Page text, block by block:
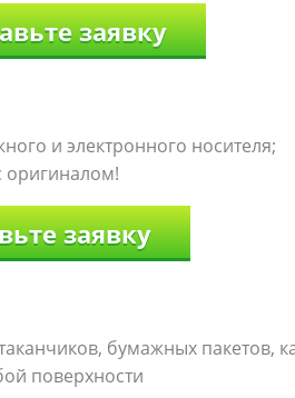
заявку
и электронного носителя;
оригиналом!
заявку
бумажных пакетов,
поверхности